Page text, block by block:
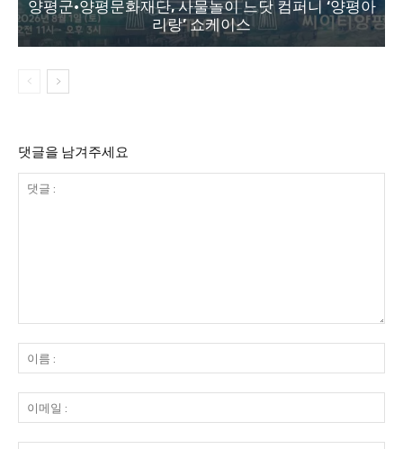
양평군·양평문화재단, 사물놀이 느닷 컴퍼니 ‘양평아
리랑’ 쇼케이스
댓글을 남겨주세요
:
름
:
메
일